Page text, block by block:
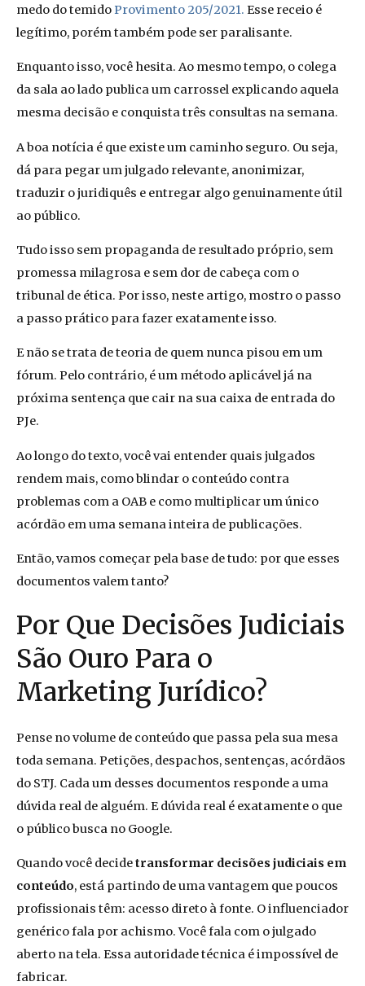
medo do temidoProvimento 205/2021. Esse receio é
legítimo, porém também pode ser paralisante.
Enquanto isso, você hesita. Ao mesmo tempo, o colega
da sala ao lado publica um carrossel explicando aquela
mesma decisão e conquista três consultas na semana.
A boa notícia é que existe um caminho seguro. Ou seja,
dá para pegar um julgado relevante, anonimizar,
traduzir o juridiquês e entregar algo genuinamente útil
ao público.
Tudo isso sem propaganda de resultado próprio, sem
promessa milagrosa e sem dor de cabeça com o
tribunal de ética. Por isso, neste artigo, mostro o passo
a passo prático para fazer exatamente isso.
E não se trata de teoria de quem nunca pisou em um
fórum. Pelo contrário, é um método aplicável já na
próxima sentença que cair na sua caixa de entrada do
PJe.
Ao longo do texto, você vai entender quais julgados
rendem mais, como blindar o conteúdo contra
problemas com a OAB e como multiplicar um único
acórdão em uma semana inteira de publicações.
Então, vamos começar pela base de tudo: por que esses
documentos valem tanto?
Por Que Decisões Judiciais
São Ouro Para o
Marketing Jurídico?
Pense no volume de conteúdo que passa pela sua mesa
toda semana. Petições, despachos, sentenças, acórdãos
do STJ. Cada um desses documentos responde a uma
dúvida real de alguém. E dúvida real é exatamente o que
o público busca no Google.
Quando você decidetransformar decisões judiciais em
conteúdo, está partindo de uma vantagem que poucos
profissionais têm: acesso direto à fonte. O influenciador
genérico fala por achismo. Você fala com o julgado
aberto na tela. Essa autoridade técnica é impossível de
fabricar.